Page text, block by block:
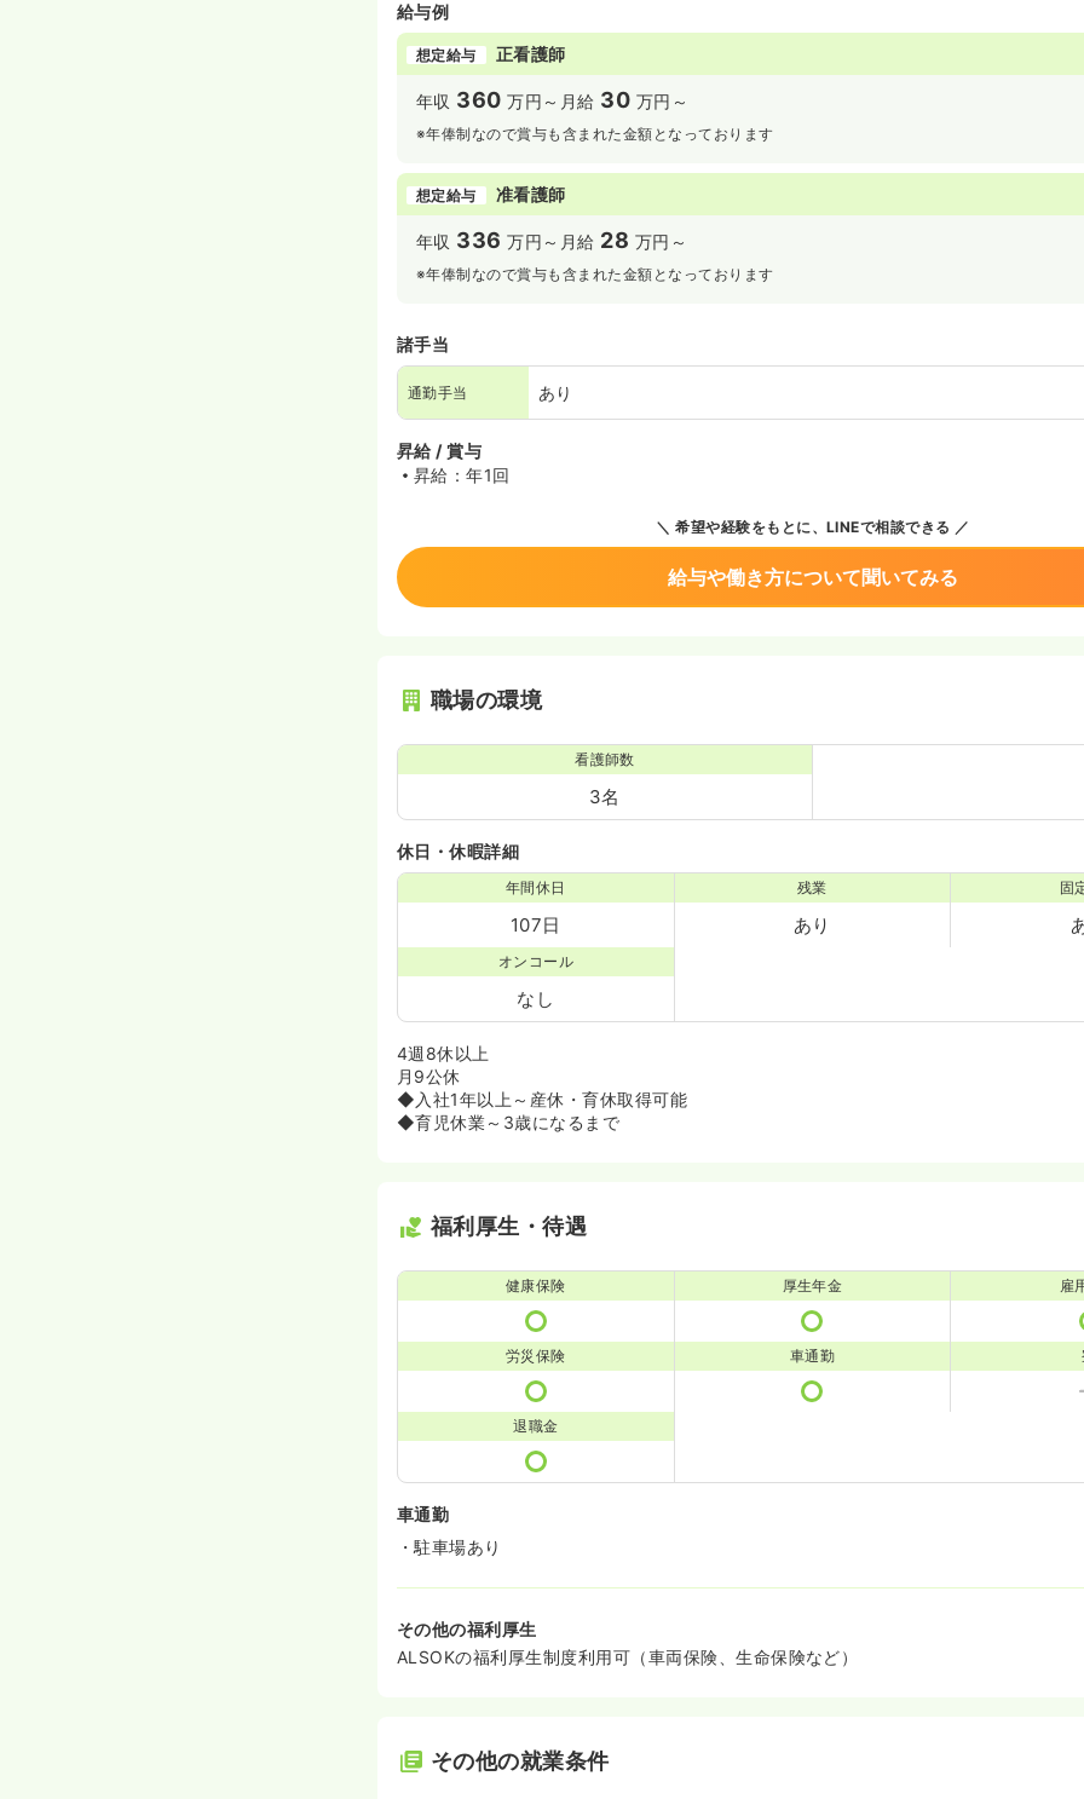
給与例
想定給与 正看護師
年収 360 万円～ 月給 30 万円～
※年俸制なので賞与も含まれた金額となっております
想定給与 准看護師
年収 336 万円～ 月給 28 万円～
※年俸制なので賞与も含まれた金額となっております
諸手当
通勤手当 あり
昇給 / 賞与
昇給：年1回
希望や経験をもとに、LINEで相談できる
給与や働き方について聞いてみる
職場の環境
看護師数
3名
休日・休暇詳細
年間休日
107日
残業
あり
固
オンコール
なし
4週8休以上
月9公休
◆入社1年以上～産休・育休取得可能
◆育児休業～3歳になるまで
福利厚生・待遇
健康保険 厚生年金 雇
労災保険 車通勤
退職金
車通勤
・駐車場あり
その他の福利厚生
ALSOKの福利厚生制度利用可（車両保険、生命保険など）
その他の就業条件